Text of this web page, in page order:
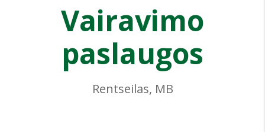
Vairavimo
paslaugos
Rentseilas, MB